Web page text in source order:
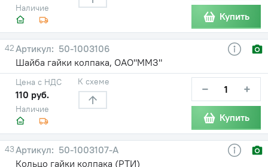
Наличие
Купить
42
50-1003106
Шайба гайки колпака, ОАО"ММЗ"
Наличие
Цена с НДС
110 руб.
К схеме − +
Купить
43
50-1003107-А
Кольцо гайки колпака (РТИ)